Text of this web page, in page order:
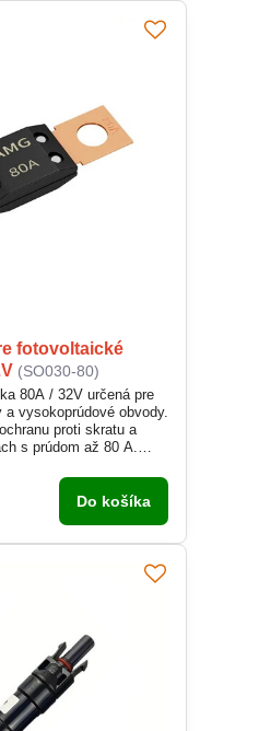
fotovoltaické
(SO030-80)
80A / 32V určená pre
vysokoprúdové obvody.
proti skratu a
s prúdom až 80 A.
pre dlhú životnosť.
vozidlá, stroje či
Do košíka